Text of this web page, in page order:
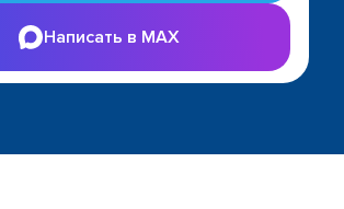
Написать в MAX